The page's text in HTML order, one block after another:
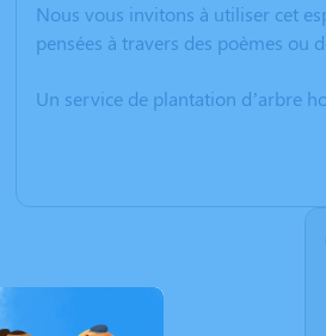
Nous vous invitons à utiliser cet
pensées à travers des poèmes ou
Un service de plantation d’arbre